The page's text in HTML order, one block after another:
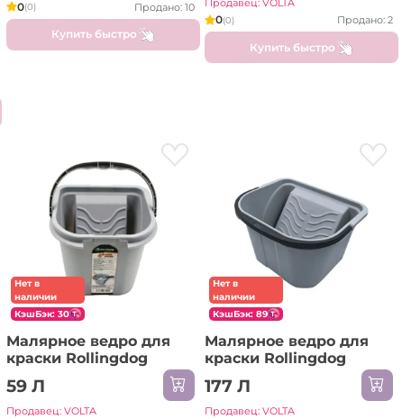
0(0) Продано: 10
Купить быстро
Продавец: VOLTA
0(0) Продано: 2
Купить быстро
Нет в
наличии
КэшБэк: 30
Малярное ведро для
краски Rollingdog
59 Л
Продавец: VOLTA
Нет в
наличии
КэшБэк: 89
Малярное ведро для
краски Rollingdog
177 Л
Продавец: VOLTA